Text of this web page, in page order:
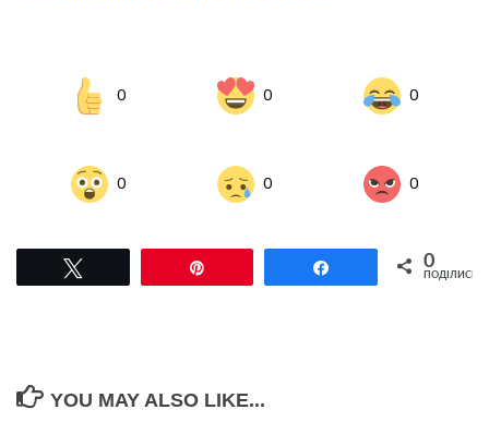
0 0 0
0 0 0
Поділитися0
ПОДІЛИСЬ
YOU MAY ALSO LIKE...